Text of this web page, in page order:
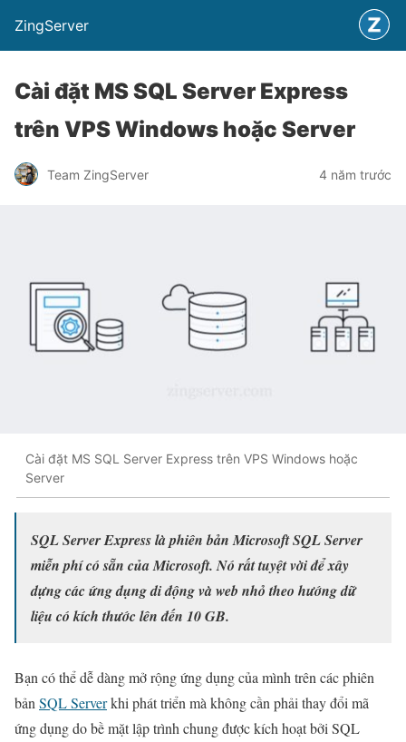
ZingServer
Cài đặt MS SQL Server Express
trên VPS Windows hoặc Server
Team ZingServer 4 năm trước
Cài đặt MS SQL Server Express trên VPS Windows hoặc
Server
SQL Server Express là phiên bản Microsoft SQL Server
miễn phí có sẵn của Microsoft. Nó rất tuyệt vời để xây
dựng các ứng dụng di động và web nhỏ theo hướng dữ
liệu có kích thước lên đến 10 GB.
Bạn có thể dễ dàng mở rộng ứng dụng của mình trên các phiên
bản SQL Serverkhi phát triển mà không cần phải thay đổi mã
ứng dụng do bề mặt lập trình chung được kích hoạt bởi SQL